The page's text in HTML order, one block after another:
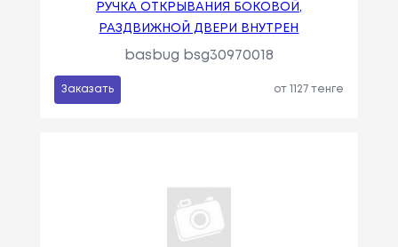
РУЧКА ОТКРЫВАНИЯ БОКОВОЙ,
РАЗДВИЖНОЙ ДВЕРИ ВНУТРЕН
basbug bsg30970018
Заказать от 1127 тенге